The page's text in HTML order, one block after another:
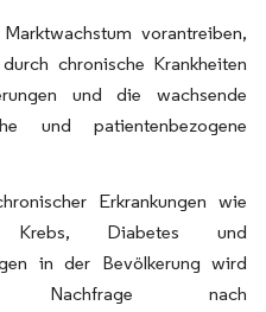
vorantreiben,
chronische Krankheiten
und die wachsende
und patientenbezogene
Erkrankungen wie
Krebs, Diabetes und
in der Bevölkerung wird
Nachfrage nach